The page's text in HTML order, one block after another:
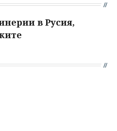
в Русия,